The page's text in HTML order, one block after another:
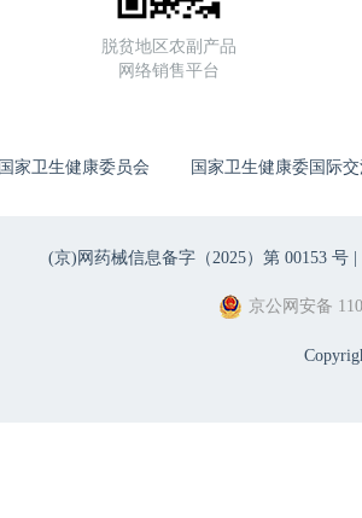
脱贫地区农副产品
网络销售平台
国家卫生健康委员会 国家卫生健康委国际
(京)网药械信息备字（2025）第 00153 号 |
京公网安备